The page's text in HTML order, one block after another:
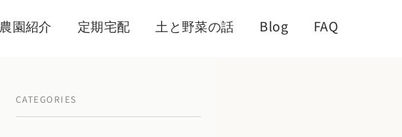
農園紹介 定期宅配 土と野菜の話 Blog FAQ
CATEGORIES